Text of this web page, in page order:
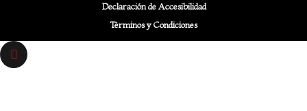
Declaración de Accesibilidad
Términos y Condiciones